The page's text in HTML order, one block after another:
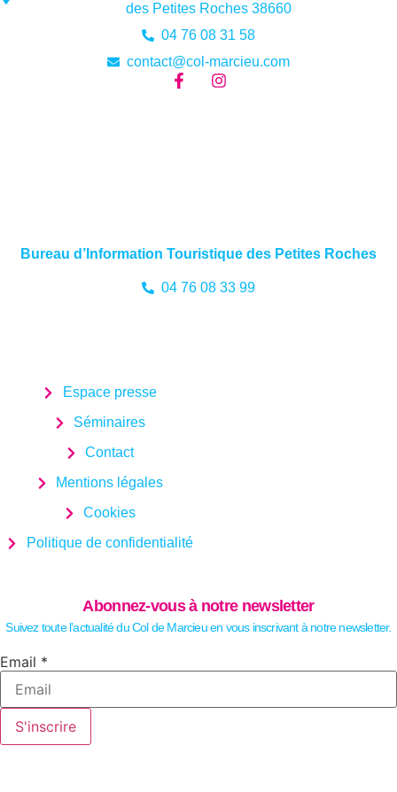
des Petites Roches 38660
04 76 08 31 58
contact@col-marcieu.com
Bureau d’Information Touristique des Petites Roches
04 76 08 33 99
Espace presse
Séminaires
Contact
Mentions légales
Cookies
Politique de confidentialité
Abonnez-vous à notre newsletter
Suivez toute l’actualité du Col de Marcieu en vous inscrivant à notre newsletter.
Email
Email *
S'inscrire